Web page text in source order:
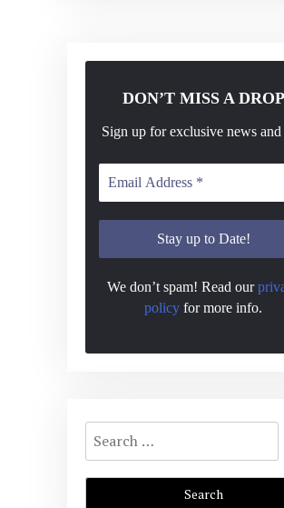
DON’T MISS A DROP
Sign up for exclusive news and
We don’t spam! Read our
policy for more info.
Search
for: